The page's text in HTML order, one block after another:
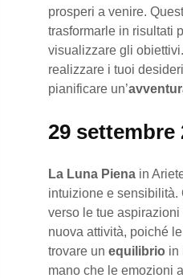
prosperi a venire.
trasformarle in risultati
visualizzare gli
realizzare i tuoi
pianificare un’
29 settembre
La Luna Piena in
intuizione e sensibilità.
verso le tue
nuova attività, poiché
trovare un equilibrio in
mano che le emozioni